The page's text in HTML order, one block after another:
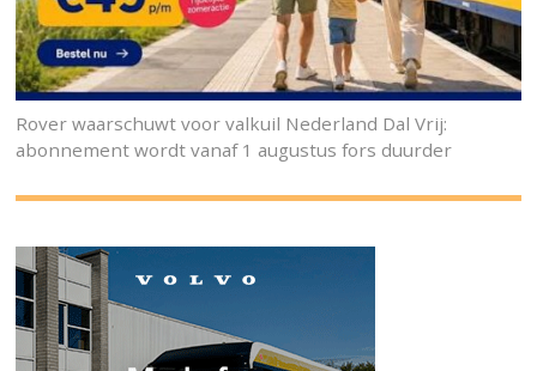
Rover waarschuwt voor valkuil Nederland Dal Vrij:
abonnement wordt vanaf 1 augustus fors duurder